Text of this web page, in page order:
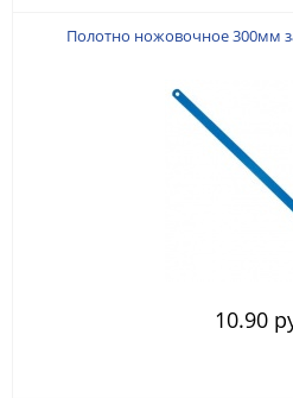
Полотно ножовочное 300мм
10.90